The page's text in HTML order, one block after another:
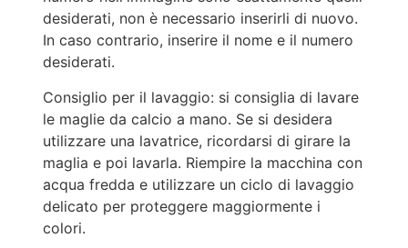
desiderati, non è necessario inserirli di nuovo.
In caso contrario, inserire il nome e il numero
desiderati.
Consiglio per il lavaggio: si consiglia di lavare
le maglie da calcio a mano. Se si desidera
utilizzare una lavatrice, ricordarsi di girare la
maglia e poi lavarla. Riempire la macchina con
acqua fredda e utilizzare un ciclo di lavaggio
delicato per proteggere maggiormente i
colori.